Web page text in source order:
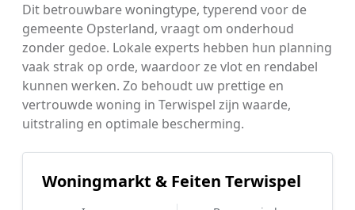
Dit betrouwbare woningtype, typerend voor de
gemeente Opsterland, vraagt om onderhoud
zonder gedoe. Lokale experts hebben hun planning
vaak strak op orde, waardoor ze vlot en rendabel
kunnen werken. Zo behoudt uw prettige en
vertrouwde woning in Terwispel zijn waarde,
uitstraling en optimale bescherming.
Woningmarkt & Feiten Terwispel